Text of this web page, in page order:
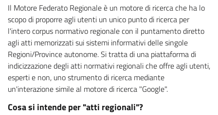
Il Motore Federato Regionale è un motore di ricerca che ha lo
scopo di proporre agli utenti un unico punto di ricerca per
l'intero corpus normativo regionale con il puntamento diretto
agli atti memorizzati sui sistemi informativi delle singole
Regioni/Province autonome. Si tratta di una piattaforma di
indicizzazione degli atti normativi regionali che offre agli utenti,
esperti e non, uno strumento di ricerca mediante
un'interazione simile al motore di ricerca "Google".
Cosa si intende per "atti regionali"?